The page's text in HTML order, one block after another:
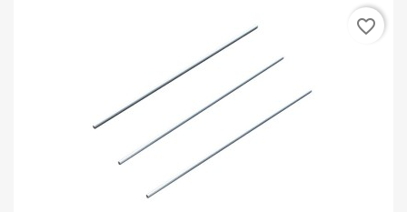
favorite_border